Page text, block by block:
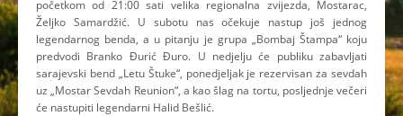
početkom od 21:00 sati velika regionalna zvijezda, Mostarac,
Željko Samardžić. U subotu nas očekuje nastup još jednog
legendarnog benda, a u pitanju je grupa „Bombaj Štampa“ koju
predvodi Branko Đurić Đuro. U nedjelju će publiku zabavljati
sarajevski bend „Letu Štuke“, ponedjeljak je rezervisan za sevdah
uz „Mostar Sevdah Reunion“, a kao šlag na tortu, posljednje večeri
će nastupiti legendarni Halid Bešlić.